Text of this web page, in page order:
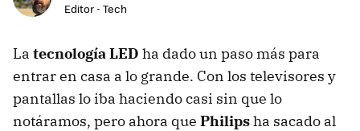
Editor - Tech
La tecnología LED ha dado un paso más para
entrar en casa a lo grande. Con los televisores y
pantallas lo iba haciendo casi sin que lo
notáramos, pero ahora que Philipsha sacado al